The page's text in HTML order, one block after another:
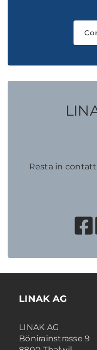
Resta in
LINAK AG
LINAK AG
Bönirainstrasse 9